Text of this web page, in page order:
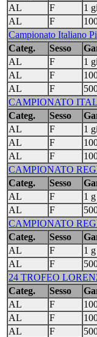
AL
F 1
AL
F
Campionato Italiano
Categ.
Sesso
AL
F 1
AL
F
AL
F
CAMPIONATO
Categ.
Sesso
AL
F 1
AL
F
AL
F
CAMPIONATO
Categ.
Sesso
AL
F 1
AL
F
CAMPIONATO
Categ.
Sesso
AL
F 1
AL
F
24 TROFEO
Categ.
Sesso
AL
F
AL
F
AL
F